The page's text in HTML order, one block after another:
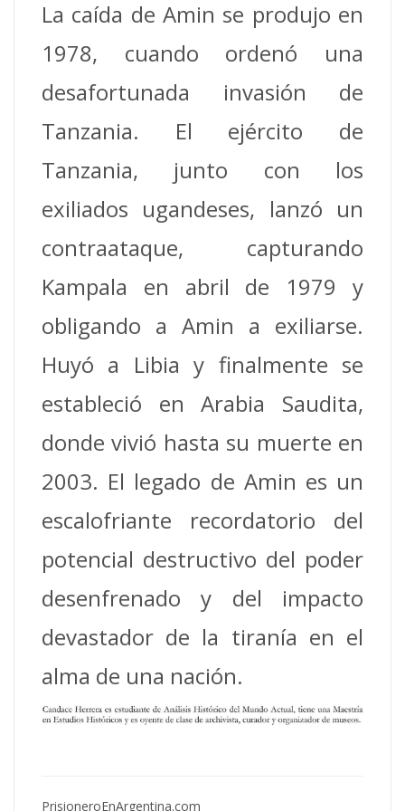
La caída de Amin se produjo en
1978, cuando ordenó una
desafortunada invasión de
Tanzania. El ejército de
Tanzania, junto con los
exiliados ugandeses, lanzó un
contraataque, capturando
Kampala en abril de 1979 y
obligando a Amin a exiliarse.
Huyó a Libia y finalmente se
estableció en Arabia Saudita,
donde vivió hasta su muerte en
2003. El legado de Amin es un
escalofriante recordatorio del
potencial destructivo del poder
desenfrenado y del impacto
devastador de la tiranía en el
alma de una nación.
PrisioneroEnArgentina.com